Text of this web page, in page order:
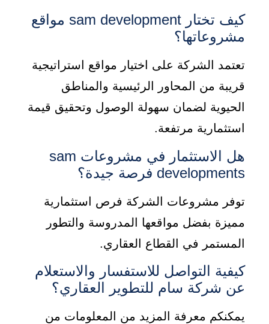
كيف تختار sam development مواقع
مشروعاتها؟
تعتمد الشركة على اختيار مواقع استراتيجية
قريبة من المحاور الرئيسية والمناطق
الحيوية لضمان سهولة الوصول وتحقيق قيمة
استثمارية مرتفعة.
هل الاستثمار في مشروعات sam
developments فرصة جيدة؟
توفر مشروعات الشركة فرص استثمارية
مميزة بفضل مواقعها المدروسة والتطور
المستمر في القطاع العقاري.
كيفية التواصل للاستفسار والاستعلام
عن شركة سام للتطوير العقاري؟
يمكنكم معرفة المزيد من المعلومات من